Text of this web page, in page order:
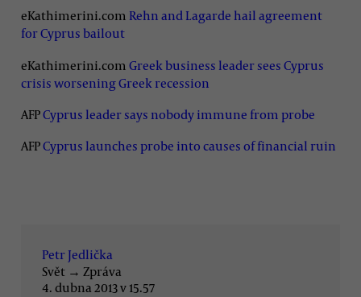
eKathimerini.com Rehn and Lagarde hail agreement
for Cyprus bailout
eKathimerini.com Greek business leader sees Cyprus
crisis worsening Greek recession
AFPCyprus leader says nobody immune from probe
AFPCyprus launches probe into causes of financial ruin
Petr Jedlička
Svět → Zpráva
4. dubna 2013 v 15.57